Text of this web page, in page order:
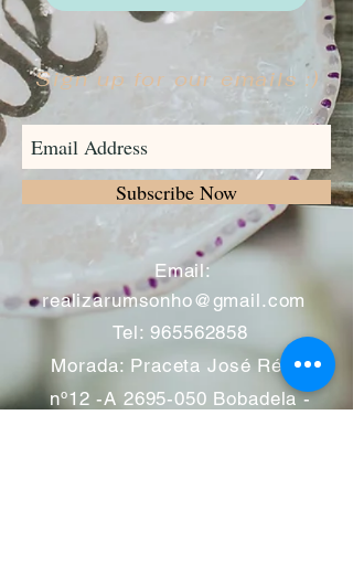
Sign up for our emails :)
Subscribe Now
​Email:
realizarumsonho@gmail.com
Tel: 965562858
Morada: Praceta José Régio
nº12 -A 2695-050 Bobadela -